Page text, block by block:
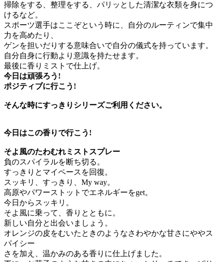
掃除をする、整理をする、パリッとした清潔な衣類を身につ
けるなど。
スポーツ選手はここぞという時に、自分のルーティンで集中
力を高めたり、
ゲンを担いだりする意味合いで自分の儀式を持っています。
自分自身に行動より意識を持たせます。
最後に香りミストで仕上げ。
今日は頑張ろう!
ポジティブに行こう!
そんな時にすっきりシリーズご利用ください。
今日はこの香りで行こう!
そよ風のたわむれミストスプレー
負のスパイラルを断ち切る。
すっきりとマイペースを回復。
スッキリ、すっきり、My way。
高原やパワーストットでエネルギーをget。
今日からスッキリ。
そよ風に乗って、香りとともに。
新しい自分と出会いましょう。
オレンジの皮をむいたときのようなさわやかな甘さにややス
パイシー
さを加え、温かみのある香りに仕上げました。